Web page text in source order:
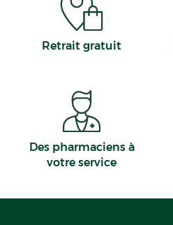
Retrait gratuit
Des pharmaciens à
votre service